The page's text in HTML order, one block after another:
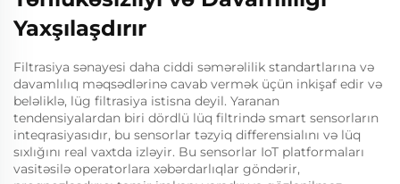
Yaxşılaşdırır
Filtrasiya sənayesi daha ciddi səmərəlilik standartlarına və
davamlılıq məqsədlərinə cavab vermək üçün inkişaf edir və
beləliklə, lüg filtrasiya istisna deyil. Yaranan
tendensiyalardan biri dördlü lüq filtrində smart sensorların
inteqrasiyasıdır, bu sensorlar təzyiq differensialını və lüq
sıxlığını real vaxtda izləyir. Bu sensorlar IoT platformaları
vasitəsilə operatorlara xəbərdarlıqlar göndərir,